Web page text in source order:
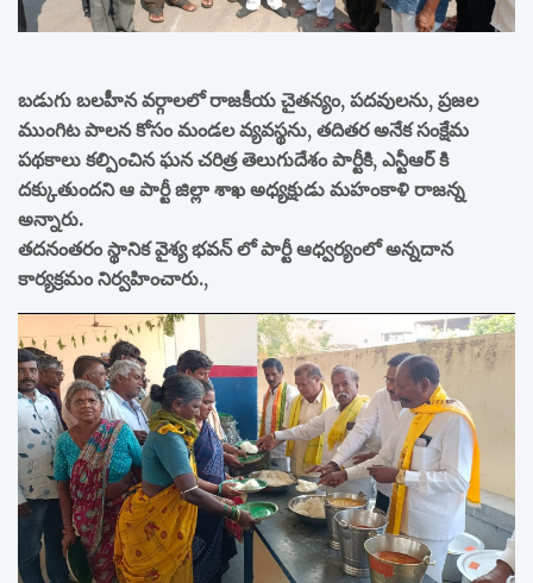
బడుగు బలహీన వర్గాలలో రాజకీయ చైతన్యం, పదవులను, ప్రజల
ముంగిట పాలన కోసం మండల వ్యవస్థను, తదితర అనేక సంక్షేమ
పథకాలు కల్పించిన ఘన చరిత్ర తెలుగుదేశం పార్టీకి, ఎన్టీఆర్ కి
దక్కుతుందని ఆ పార్టీ జిల్లా శాఖ అధ్యక్షుడు మహంకాళి రాజన్న
అన్నారు.
తదనంతరం స్థానిక వైశ్య భవన్ లో పార్టీ ఆధ్వర్యంలో అన్నదాన
కార్యక్రమం నిర్వహించారు.,